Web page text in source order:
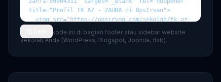
💡 Tempel kode ini di bagian footer atau sidebar website
sekolah Anda (WordPress, Blogspot, Joomla, dsb).